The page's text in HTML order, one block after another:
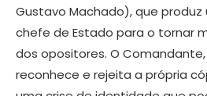
Gustavo Machado), que
chefe de Estado para o tornar
dos opositores. O
reconhece e rejeita a própria